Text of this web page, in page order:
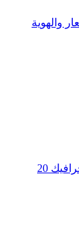
والهوية
20